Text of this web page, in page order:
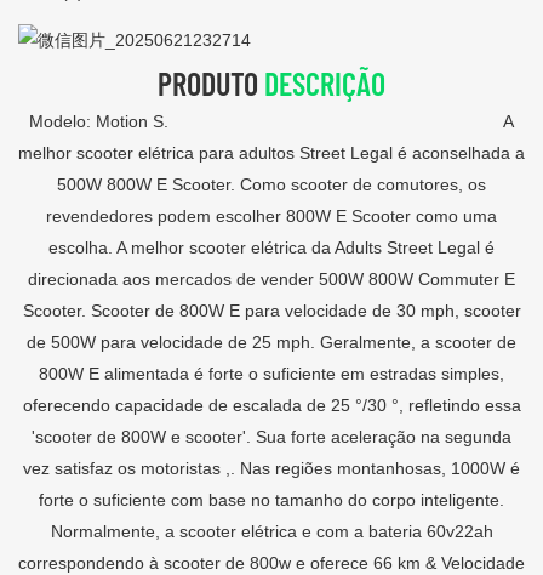
PRODUTO DESCRIÇÃO
Modelo: Motion S. A
melhor scooter elétrica para adultos Street Legal é aconselhada a
500W 800W E Scooter. Como scooter de comutores, os
revendedores podem escolher 800W E Scooter como uma
escolha. A melhor scooter elétrica da Adults Street Legal é
direcionada aos mercados de vender 500W 800W Commuter E
Scooter. Scooter de 800W E para velocidade de 30 mph, scooter
de 500W para velocidade de 25 mph. Geralmente, a scooter de
800W E alimentada é forte o suficiente em estradas simples,
oferecendo capacidade de escalada de 25 °/30 °, refletindo essa
'scooter de 800W e scooter'. Sua forte aceleração na segunda
vez satisfaz os motoristas ,. Nas regiões montanhosas, 1000W é
forte o suficiente com base no tamanho do corpo inteligente.
Normalmente, a scooter elétrica e com a bateria 60v22ah
correspondendo à scooter de 800w e oferece 66 km & Velocidade